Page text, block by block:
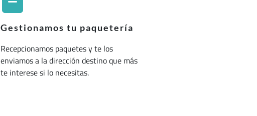
Gestionamos tu paquetería
Recepcionamos paquetes y te los
enviamos a la dirección destino que más
te interese si lo necesitas.